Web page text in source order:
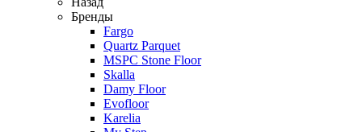
Бренды
Fargo
Quartz Parquet
MSPC Stone Floor
Skalla
Damy Floor
Evofloor
Karelia